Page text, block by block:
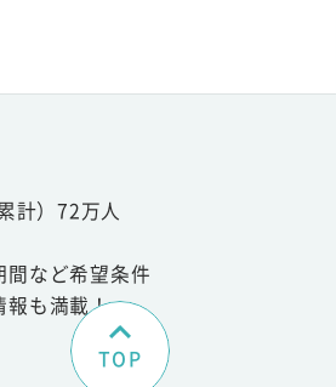
計）72万人
など希望条件
報も満載！
TOP